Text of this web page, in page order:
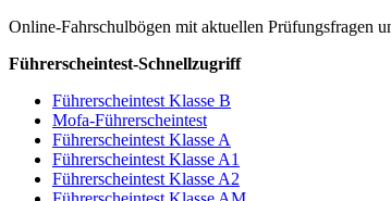
Online-Fahrschulbögen mit aktuellen Prüfungsfragen
Führerscheintest-Schnellzugriff
Führerscheintest Klasse B
Mofa-Führerscheintest
Führerscheintest Klasse A
Führerscheintest Klasse A1
Führerscheintest Klasse A2